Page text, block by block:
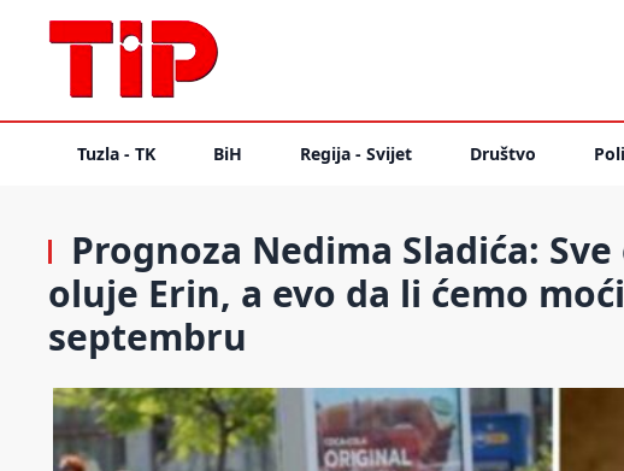
Tuzla - TK BiH Regija - Svijet Društvo
Prognoza Nedima Sladića:
oluje Erin, a evo da li ćemo
septembru